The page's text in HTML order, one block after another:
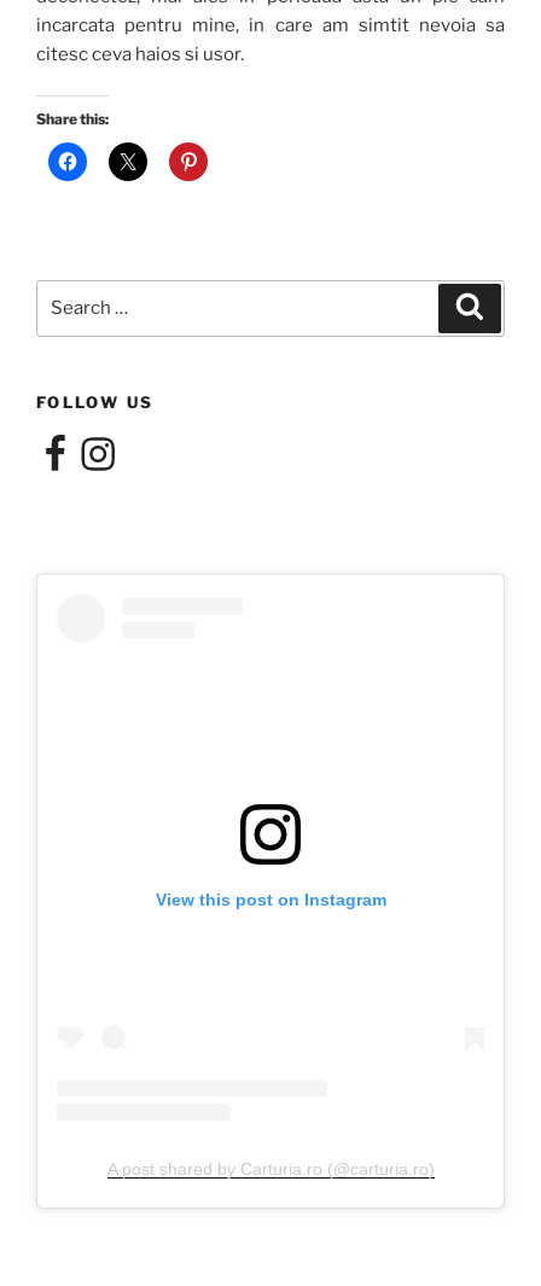
incarcata pentru mine, in care am simtit nevoia sa
citesc ceva haios si usor.
Share this:
FOLLOW US
FacebookInstagram
View this post on Instagram
A post shared by Carturia.ro (@carturia.ro)